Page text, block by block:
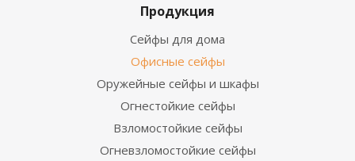
Продукция
Сейфы для дома
Офисные сейфы
Оружейные сейфы и шкафы
Огнестойкие сейфы
Взломостойкие сейфы
Огневзломостойкие сейфы